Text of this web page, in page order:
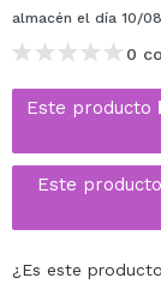
almacén el día 10/
0
Este producto
Este producto
¿Es este